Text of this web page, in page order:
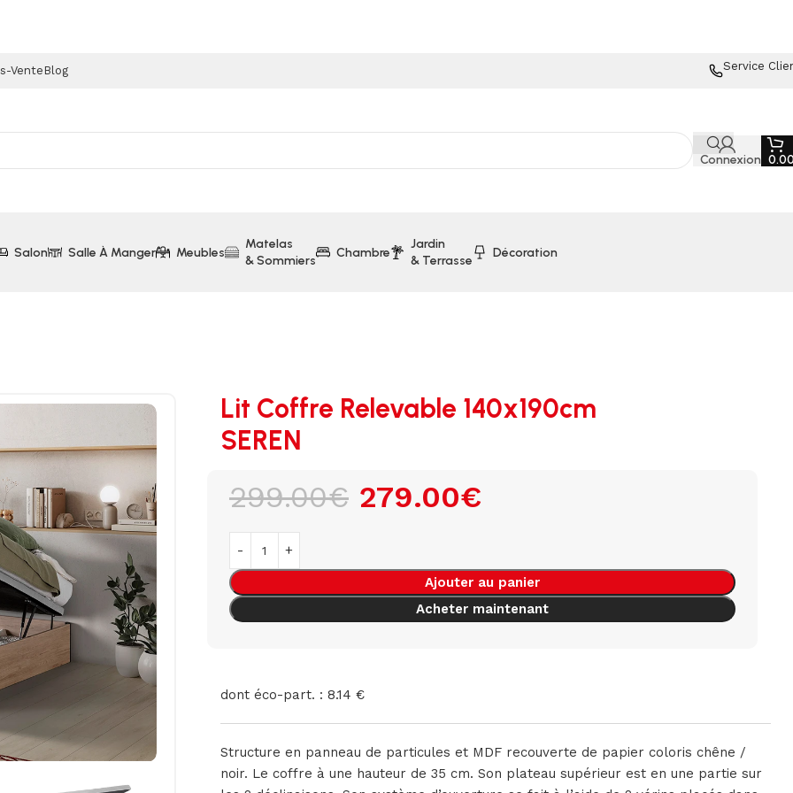
Vente Blog Service
Connexion
Salon Salle À Manger Meubles
Matelas
& Sommiers
Chambre
Jardin
& Terrasse
Décoration
Lit Coffre Relevable 140x190cm
SEREN
299.00€ 279.00€
Ajouter au panier
Acheter maintenant
dont éco-part. : 8.14 €
Structure en panneau de particules et MDF recouverte de papier coloris chêne /
noir. Le coffre à une hauteur de 35 cm. Son plateau supérieur est en une partie sur